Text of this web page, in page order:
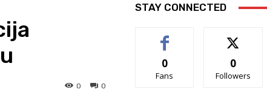
0
0
STAY CONNECTED
0
Fans
0
Followers